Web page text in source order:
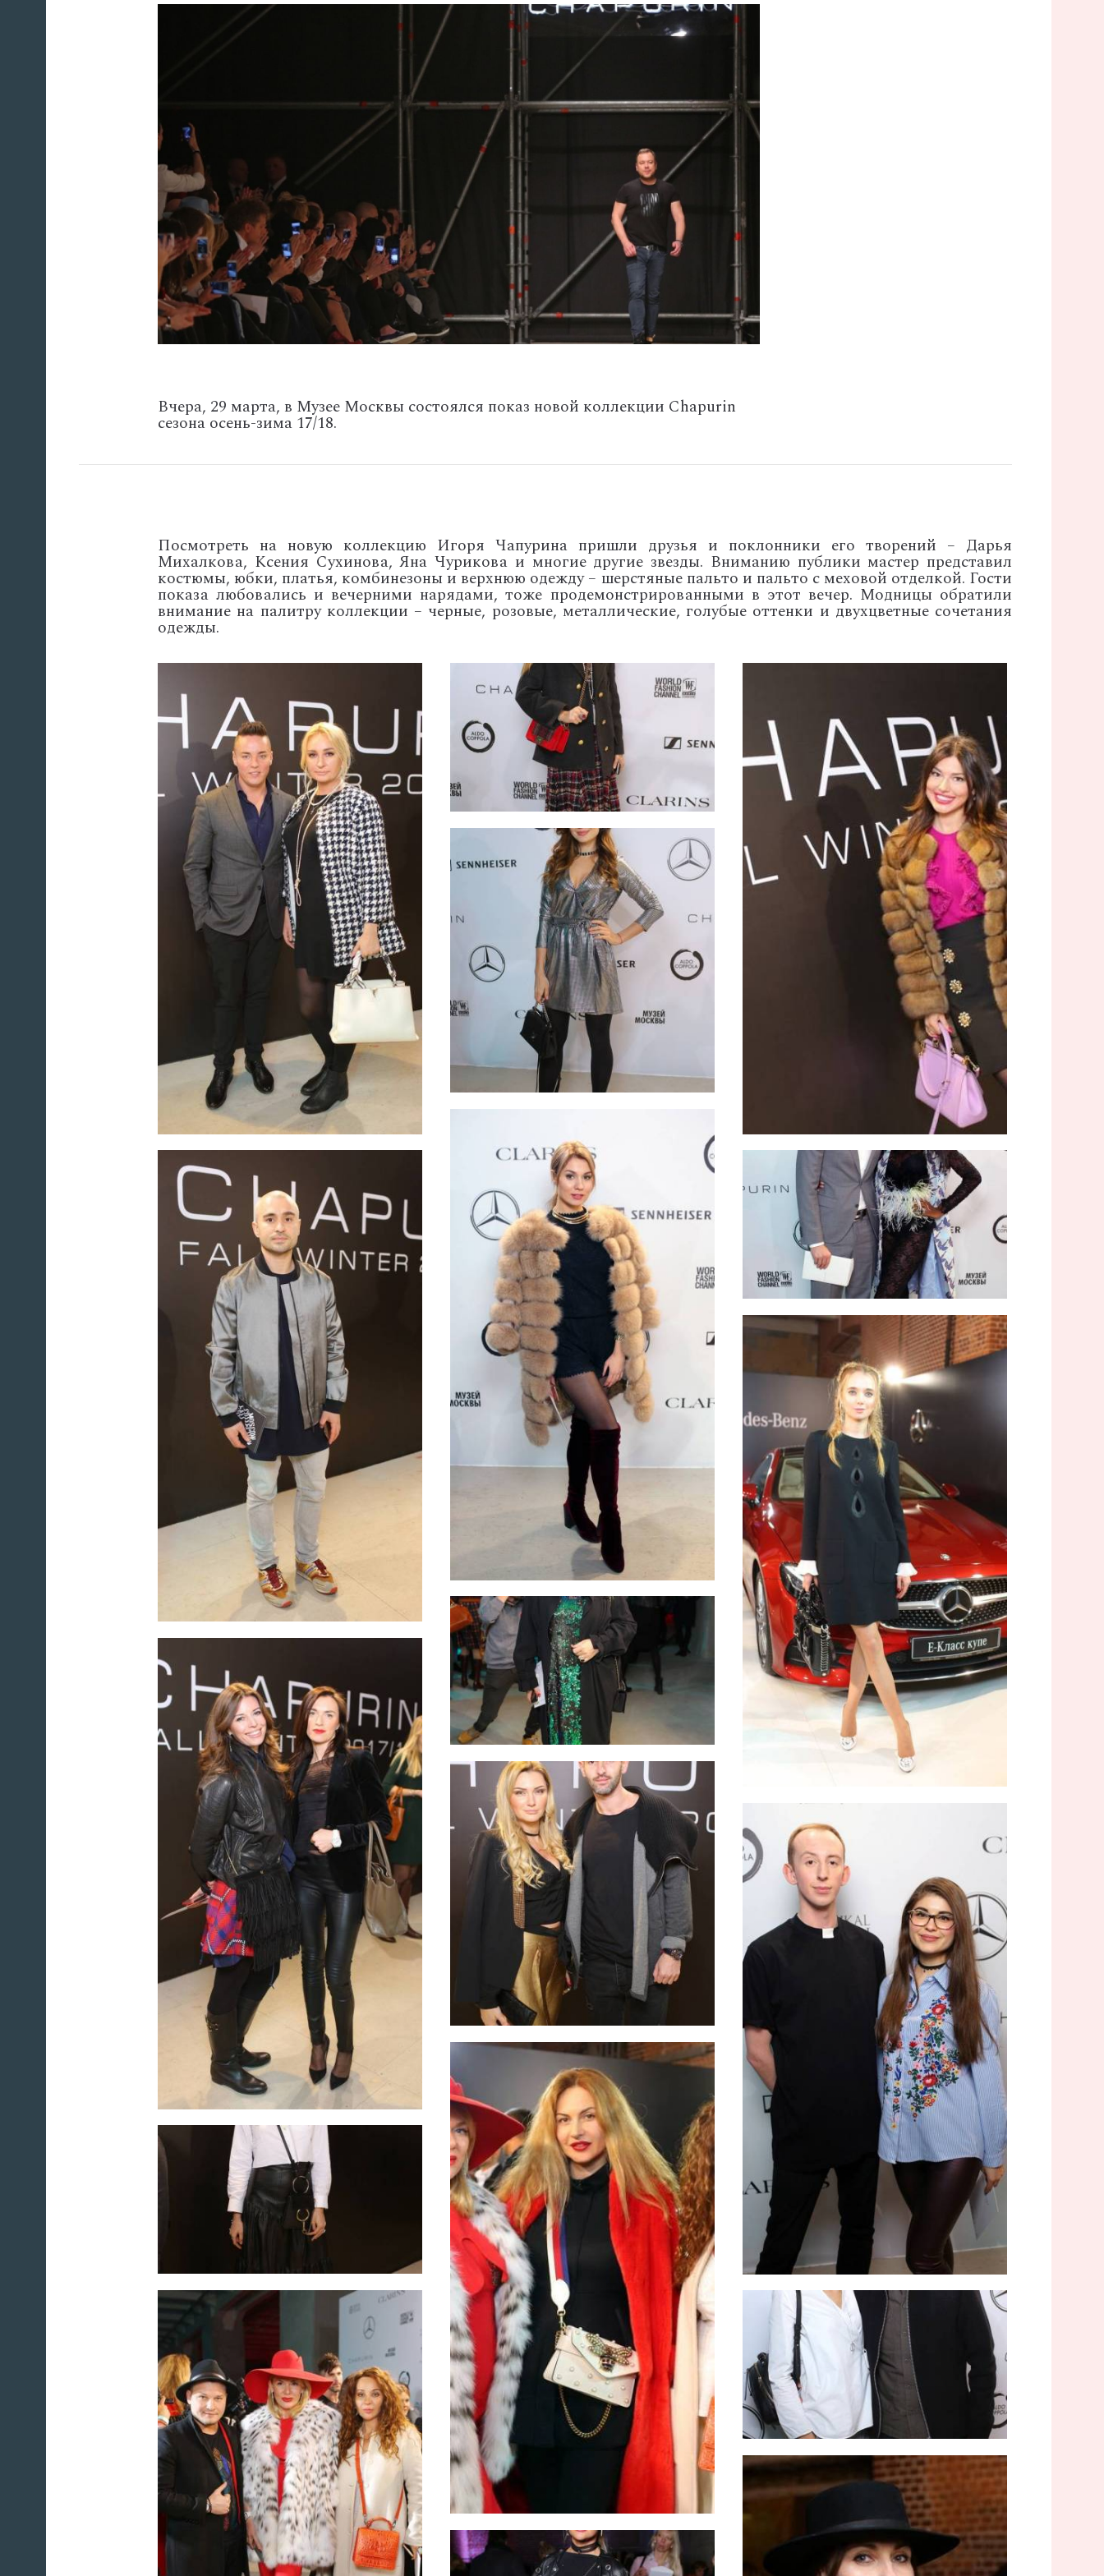
Вчера, 29 марта, в Музее Москвы состоялся показ новой коллекции Chapurin
сезона осень-зима 17/18.
Посмотреть на новую коллекцию Игоря Чапурина пришли друзья и поклонники его творений – Дарья
Михалкова, Ксения Сухинова, Яна Чурикова и многие другие звезды. Вниманию публики мастер представил
костюмы, юбки, платья, комбинезоны и верхнюю одежду – шерстяные пальто и пальто с меховой отделкой. Гости
показа любовались и вечерними нарядами, тоже продемонстрированными в этот вечер. Модницы обратили
внимание на палитру коллекции – черные, розовые, металлические, голубые оттенки и двухцветные сочетания
одежды.
'